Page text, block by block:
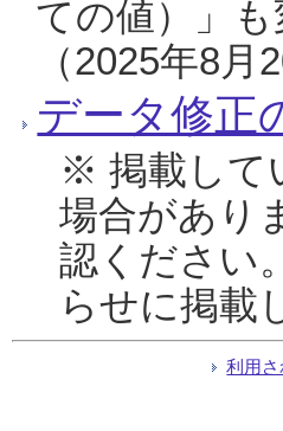
ての値）」
（2025年8月
データ修正
※ 掲載して
場合があり
認ください
らせに掲載
利用